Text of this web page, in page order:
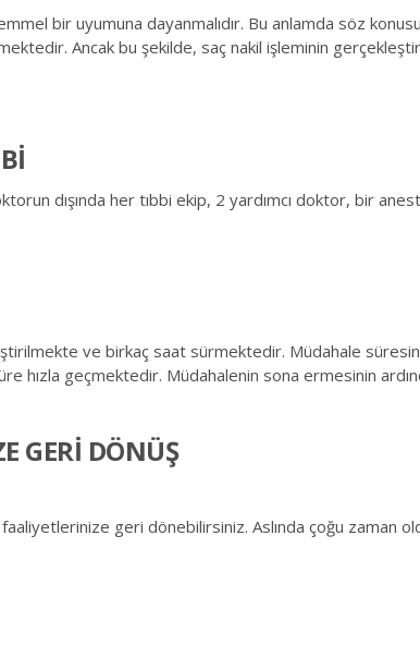
bir uyumuna dayanmalıdır. Bu anlamda söz
Ancak bu şekilde, saç nakil işleminin
dışında her tıbbi ekip, 2 yardımcı doktor, bir
ve birkaç saat sürmektedir. Müdahale
hızla geçmektedir. Müdahalenin sona ermesinin
GERİ DÖNÜŞ
geri dönebilirsiniz. Aslında çoğu zaman